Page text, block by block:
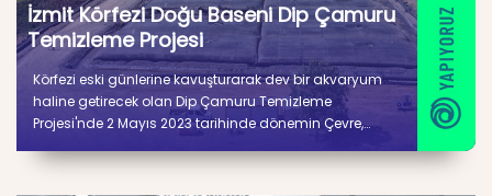
İzmit Körfezi Doğu Baseni Dip Çamuru
Temizleme Projesi
Körfezi eski günlerine kavuşturarak dev bir akvaryum
haline getirecek olan Dip Çamuru Temizleme
Projesi'nde 2 Mayıs 2023 tarihinde dönemin Çevre,
katılımıyla ilk çamur çekimi gerçekleştirildi.